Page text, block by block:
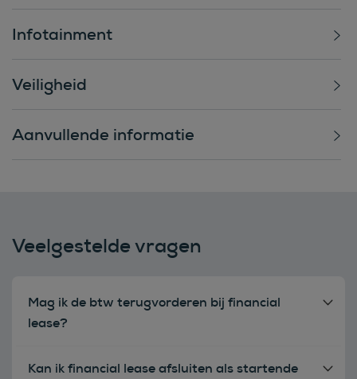
Infotainment
Veiligheid
Aanvullende informatie
Veelgestelde vragen
Mag ik de btw terugvorderen bij financial
lease?
Kan ik financial lease afsluiten als startende